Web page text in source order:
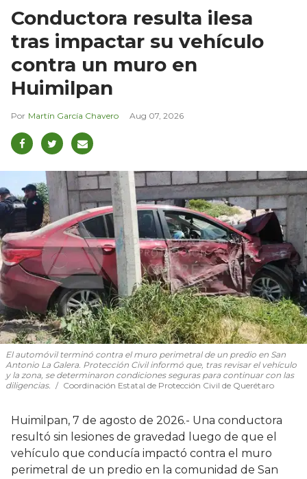
Conductora resulta ilesa
tras impactar su vehículo
contra un muro en
Huimilpan
Martín García Chavero Aug 07, 2026
El automóvil terminó contra el muro perimetral de un predio en San
Antonio La Galera. Protección Civil informó que, tras revisar el vehículo
y la zona, se determinaron condiciones seguras para continuar con las
diligencias.
Coordinación Estatal de Protección Civil de Querétaro
Huimilpan, 7 de agosto de 2026.- Una conductora
resultó sin lesiones de gravedad luego de que el
vehículo que conducía impactó contra el muro
perimetral de un predio en la comunidad de San